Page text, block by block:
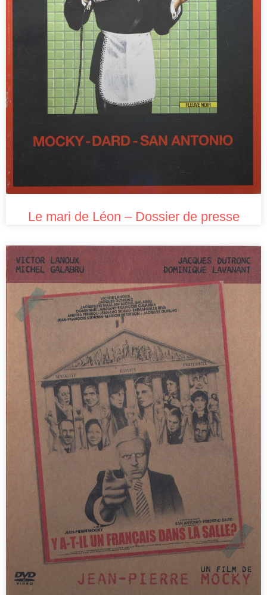
Le mari de Léon – Dossier de presse